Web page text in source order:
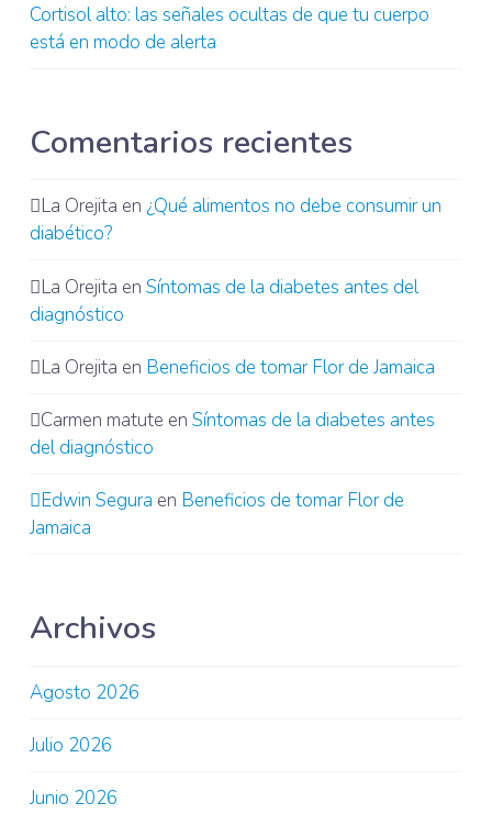
Cortisol alto: las señales ocultas de que tu cuerpo
está en modo de alerta
Comentarios recientes
La Orejita en ¿Qué alimentos no debe consumir un
diabético?
La Orejita en Síntomas de la diabetes antes del
diagnóstico
La Orejita en Beneficios de tomar Flor de Jamaica
Carmen matute en Síntomas de la diabetes antes
del diagnóstico
Edwin Segura en Beneficios de tomar Flor de
Jamaica
Archivos
Agosto 2026
Julio 2026
Junio 2026